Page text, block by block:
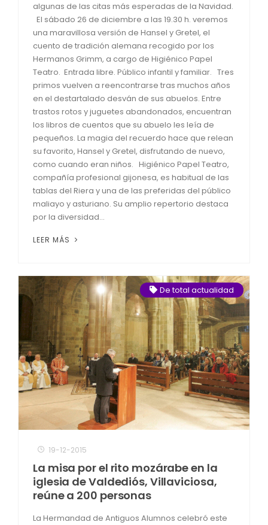
algunas de las citas más esperadas de la Navidad.
El sábado 26 de diciembre a las 19.30 h. veremos
una maravillosa versión de Hansel y Gretel, el
cuento de tradición alemana recogido por los
Hermanos Grimm, a cargo de Higiénico Papel
Teatro. Entrada libre. Público infantil y familiar. Tres
primos vuelven a reencontrarse tras muchos años
en el destartalado desván de sus abuelos. Entre
trastos rotos y juguetes abandonados, encuentran
los libros de cuentos que su abuelo les leía de
pequeños. La magia del recuerdo hace que relean
su favorito, Hansel y Gretel, disfrutando de nuevo,
como cuando eran niños. Higiénico Papel Teatro,
compañía profesional gijonesa, es habitual de las
tablas del Riera y una de las preferidas del público
maliayo y asturiano. Su amplio repertorio destaca
por la diversidad...
LEER MÁS
De total actualidad
19-12-2015
La misa por el rito mozárabe en la
iglesia de Valdediós, Villaviciosa,
reúne a 200 personas
La Hermandad de Antiguos Alumnos celebró este